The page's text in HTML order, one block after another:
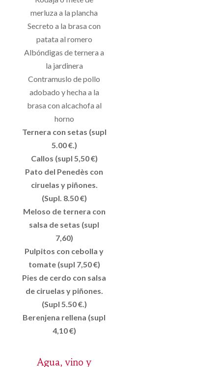
merluza a la plancha
Secreto a la brasa con
patata al romero
Albóndigas de ternera a
la jardinera
Contramuslo de pollo
adobado y hecha a la
brasa con alcachofa al
horno
Ternera con setas (supl
5.00 €.)
Callos (supl 5,50 €)
Pato del Penedès con
ciruelas y piñones.
(Supl. 8.50 €)
Meloso de ternera con
salsa de setas (supl
7,60)
Pulpitos con cebolla y
tomate (supl 7,50 €)
Pies de cerdo con salsa
de ciruelas y piñones.
(Supl 5.50 €.)
Berenjena rellena (supl
4,10 €)
Agua, vino y